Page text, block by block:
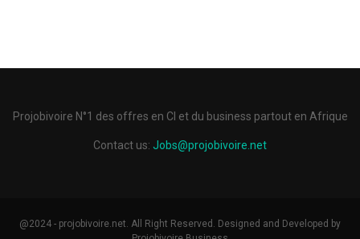
Projobivoire N°1 des offres en CI et du business partout en Afrique
Contact us: Jobs@projobivoire.net
@2024 - projobivoire.net. All Right Reserved. Designed and Developed by